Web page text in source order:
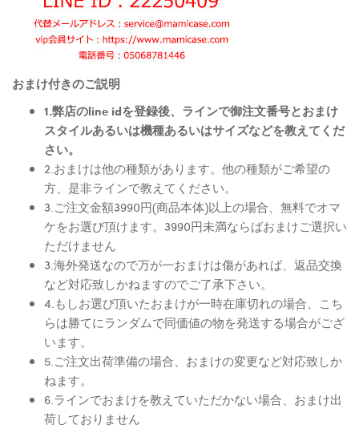
おまけ付きのご説明
1.弊店のline idを登録後、ラインで御注文番号とおまけ
スタイルあるいは機種あるいはサイズなどを教えてくだ
さい。
2.おまけは他の種類があります。他の種類がご希望の
方、是非ラインで教えてください。
3.ご注文金額3990円(商品本体)以上の場合、無料でオマ
ケをお選び頂けます。3990円未満ならばおまけご選択い
ただけません
3.海外発送なので万が一おまけは傷があれば、返品交換
など対応致しかねますのでご了承下さい。
4.もしお選び頂いたおまけが一時在庫切れの場合、こち
らは勝てにランダムで同価値の物を発送する場合がござ
います。
5.ご注文出荷準備の場合、おまけの変更など対応致しか
ねます。
6.ラインでおまけを教えていただかない場合、おまけ出
荷しておりません